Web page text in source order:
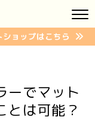
ョップはこちら
ーでマット
とは可能？